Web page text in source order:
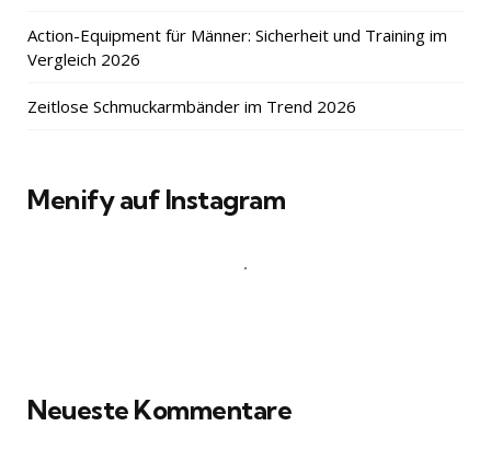
Action-Equipment für Männer: Sicherheit und Training im
Vergleich 2026
Zeitlose Schmuckarmbänder im Trend 2026
Menify auf Instagram
Neueste Kommentare